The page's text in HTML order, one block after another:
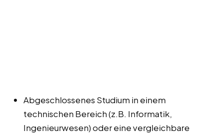
Abgeschlossenes Studium in einem
technischen Bereich (z.B. Informatik,
Ingenieurwesen) oder eine vergleichbare